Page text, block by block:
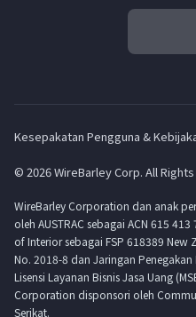
Kesepakatan Pengguna &
© 2026 WireBarley Corp. All
WireBarley Corporation dan anak
oleh AUSTRAC sebagai ACN 615
of Interior sebagai FSP 618389 New
No. 2018-8 dan Jaringan Penegakan
Lisensi Layanan Bisnis Jasa Uang
Corporation disponsori oleh
Serikat.